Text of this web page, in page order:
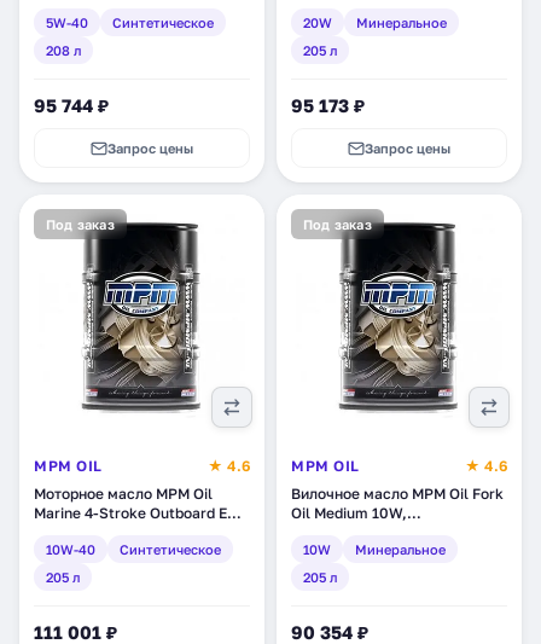
5W-40
Синтетическое
208 л
95 744 ₽
Запрос цены
20W
Минеральное
205 л
95 173 ₽
Запрос цены
Под заказ
MPM OIL
★ 4.6
Моторное масло MPM Oil
Marine 4-Stroke Outboard EHP
л (BL021205)
10W-40
Синтетическое
205 л
111 001 ₽
Под заказ
MPM OIL
★ 4.6
Вилочное масло MPM Oil Fork
Oil Medium 10W,
10W
Минеральное
205 л
90 354 ₽